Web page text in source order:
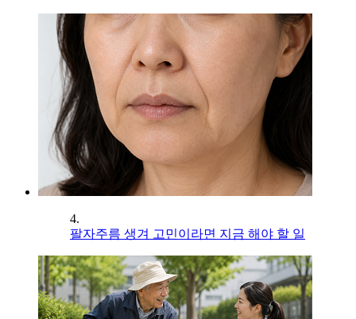
4.
팔자주름 생겨 고민이라면 지금 해야 할 일